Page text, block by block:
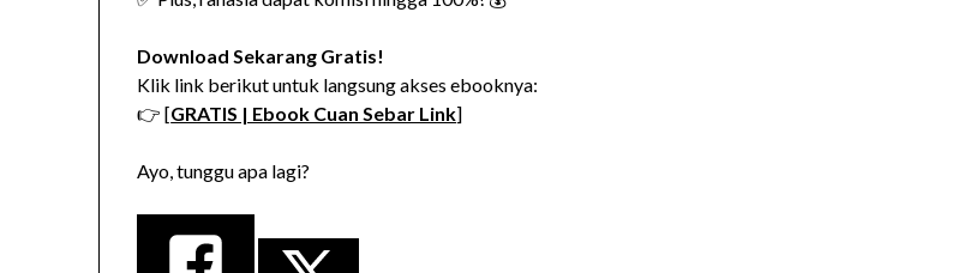
Download Sekarang Gratis!
Klik link berikut untuk langsung akses ebooknya:
👉 [GRATIS | Ebook Cuan Sebar Link]
Ayo, tunggu apa lagi?